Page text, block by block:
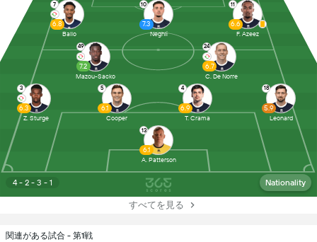
関連がある試合 - 第1戦
4 - 2 - 3 - 1 Nationality
13
6.1
A. Patterson
3
6.3
Z. Sturge
5
6.1
Cooper
4
6.9
T. Crama
18
5.9
Leonard
49
7.2
Mazou-Sacko
24
6.7
C. De Norre
7
6.8
Ballo
10
7.3
Neghli
11
6.6
F. Azeez
すべてを見る